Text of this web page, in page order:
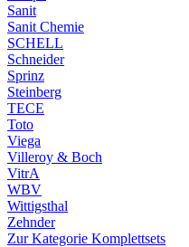
Sanit
Sanit Chemie
SCHELL
Schneider
Sprinz
Steinberg
TECE
Toto
Viega
Villeroy & Boch
VitrA
WBV
Wittigsthal
Zehnder
Zur Kategorie Komplettsets